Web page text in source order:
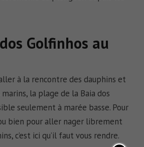
Golfinhos au
à la rencontre des dauphins et
la plage de la Baia dos
seulement à marée basse. Pour
bien pour aller nager librement
c’est ici qu’il faut vous rendre.